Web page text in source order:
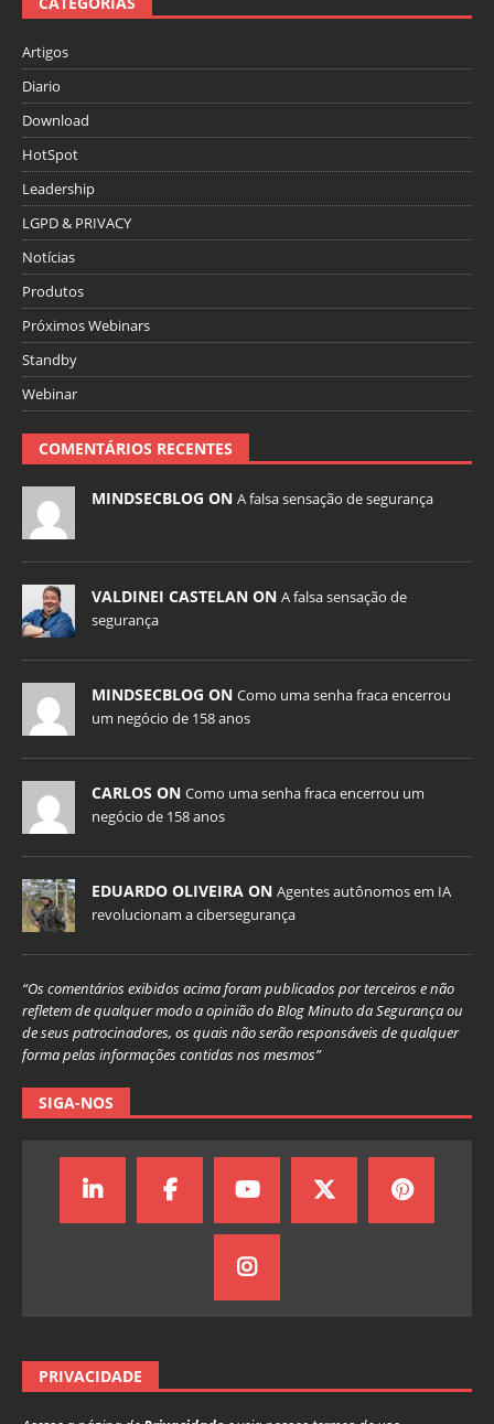
Artigos
Diario
Download
HotSpot
Leadership
LGPD & PRIVACY
Notícias
Produtos
Próximos Webinars
Standby
Webinar
COMENTÁRIOS RECENTES
MINDSECBLOG ON A falsa sensação de segurança
VALDINEI CASTELAN ON A falsa sensação de
segurança
MINDSECBLOG ON Como uma senha fraca encerrou
um negócio de 158 anos
CARLOS ON Como uma senha fraca encerrou um
negócio de 158 anos
EDUARDO OLIVEIRA ON Agentes autônomos em IA
revolucionam a cibersegurança
“Os comentários exibidos acima foram publicados por terceiros e não
refletem de qualquer modo a opinião do Blog Minuto da Segurança ou
de seus patrocinadores, os quais não serão responsáveis de qualquer
forma pelas informações contidas nos mesmos”
SIGA-NOS
PRIVACIDADE